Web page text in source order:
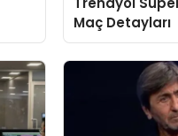
Maç Detayları